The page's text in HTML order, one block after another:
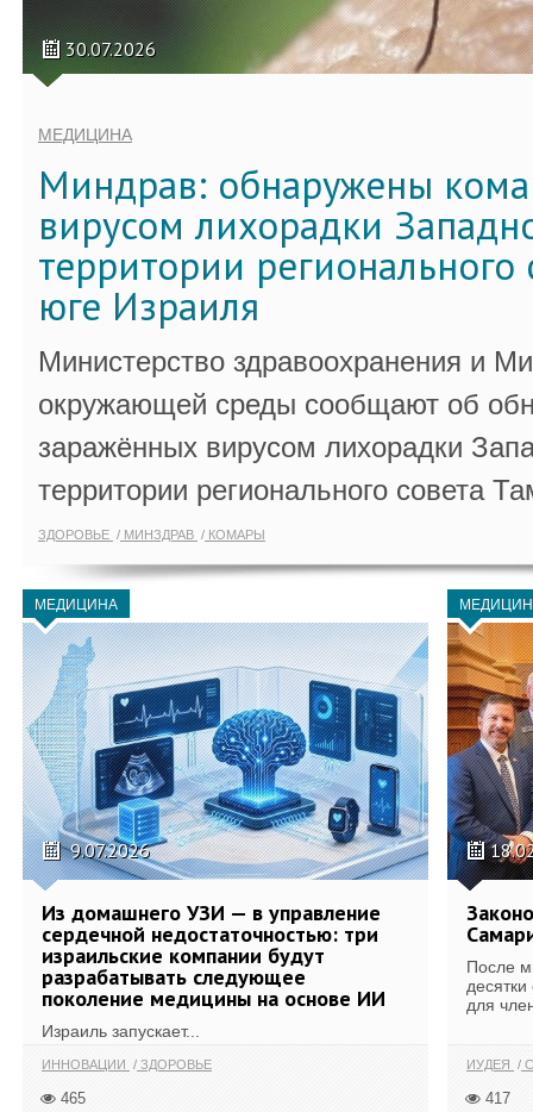
30.07.2026
МЕДИЦИНА
Миндрав: обнаружены
вирусом лихорадки
территории регионального
юге Израиля
Министерство здравоохранения и
окружающей среды сообщают об
заражённых вирусом лихорадки
территории регионального совета
ЗДОРОВЬЕ МИНЗДРАВ КОМАРЫ
МЕДИЦИНА
9.07.2026
Из домашнего УЗИ — в управление
сердечной недостаточностью: три
израильские компании будут
разрабатывать следующее
поколение медицины на основе ИИ
Израиль запускает...
ИННОВАЦИИ ЗДОРОВЬЕ
465
После
для
ИУДЕЯ
417